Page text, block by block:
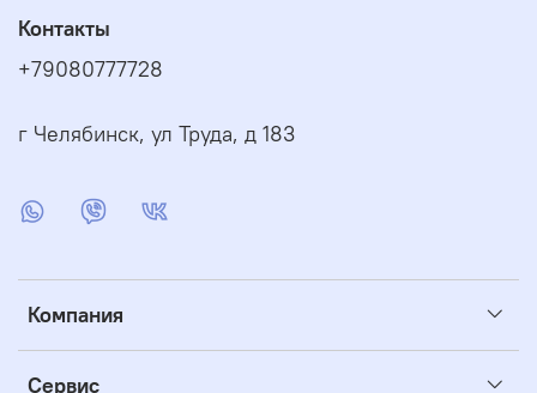
Компания
Сервис
Контакты
+79080777728
г Челябинск, ул Труда, д 183